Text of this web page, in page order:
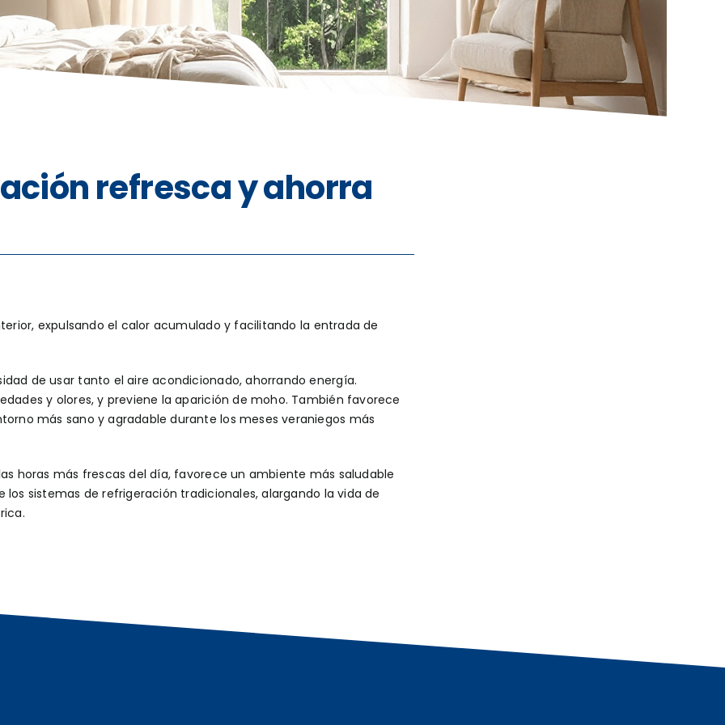
refresca y ahorra
expulsando el calor acumulado y facilitando la entrada de
de usar tanto el aire acondicionado, ahorrando energía.
y olores, y previene la aparición de moho. También favorece
más sano y agradable durante los meses veraniegos más
horas más frescas del día, favorece un ambiente más saludable
sistemas de refrigeración tradicionales, alargando la vida de